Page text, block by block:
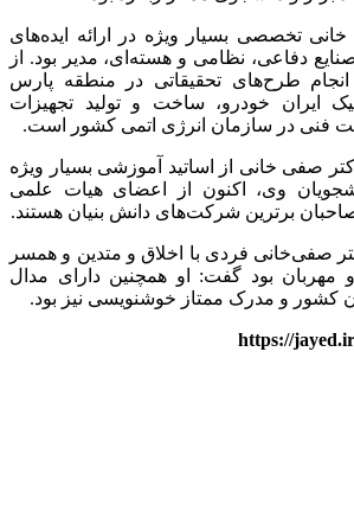
تخصصی بسیار ویژه در ارائه ایده‌های
دفاعی، نظامی و هسته‌ای، مدیر بود. از
طرح‌های تحقیقاتی در منطقه پارس
ایران خودرو، ساخت و تولید تجهیزات
فنی در سازمان انرژی اتمی کشور است.
صفی خانی از اساتید آموزشی بسیار ویژه
وی، اکنون از اعضای هیات علمی
برترین شرکت‌های دانش بنیان هستند.
صفی‌خانی فردی با اخلاق و متدین و همسر
بود گفت: او همچنین دارای مدال
کشور و مدرک ممتاز خوشنویسی نیز بود.
https://